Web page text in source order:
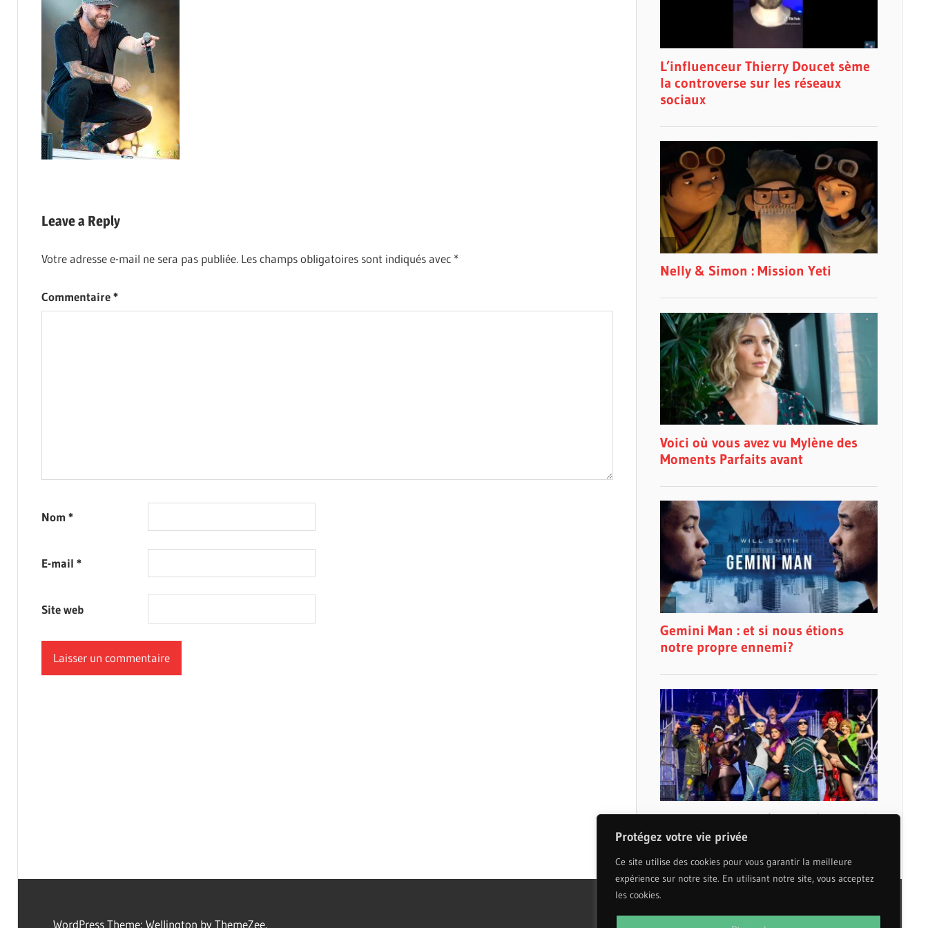
Protégez votre vie privée
Ce site utilise des cookies pour vous garantir la meilleure
expérience sur notre site. En utilisant notre site, vous acceptez
les cookies.
Leave a Reply
Votre adresse e-mail ne sera pas publiée. Les champs obligatoires sont indiqués avec *
Commentaire*
Nom *
E-mail *
Site web
WordPress Theme: Wellington by ThemeZee.